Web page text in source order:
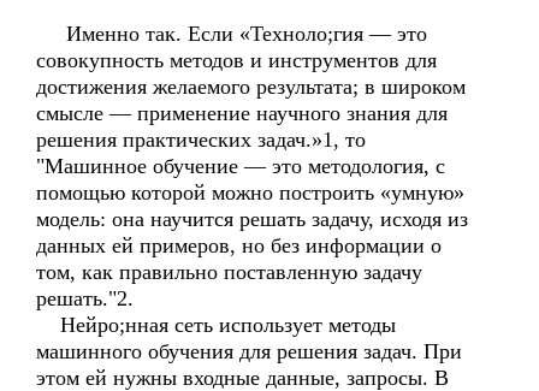
Именно так. Если «Техноло;гия — это
совокупность методов и инструментов для
достижения желаемого результата; в широком
смысле — применение научного знания для
решения практических задач.»1, то
"Машинное обучение — это методология, с
помощью которой можно построить «умную»
модель: она научится решать задачу, исходя из
данных ей примеров, но без информации о
том, как правильно поставленную задачу
решать."2.
Нейро;нная сеть использует методы
машинного обучения для решения задач. При
этом ей нужны входные данные, запросы. В